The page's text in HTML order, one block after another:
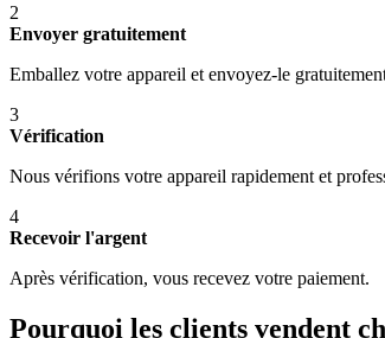
2
Envoyer gratuitement
Emballez votre appareil et envoyez-le
3
Vérification
Nous vérifions votre appareil rapidement et
4
Recevoir l'argent
Après vérification, vous recevez votre paiement.
Pourquoi les clients vendent